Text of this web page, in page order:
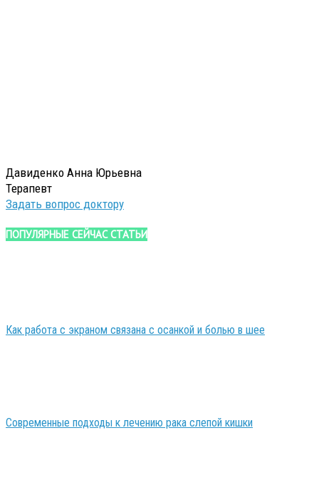
Давиденко Анна Юрьевна
Терапевт
Задать вопрос доктору
ПОПУЛЯРНЫЕ СЕЙЧАС СТАТЬИ
Как работа с экраном связана с осанкой и болью в шее
Современные подходы к лечению рака слепой кишки